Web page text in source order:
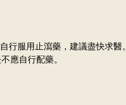
行服用止瀉藥，建議盡快求醫。
應自行配藥。